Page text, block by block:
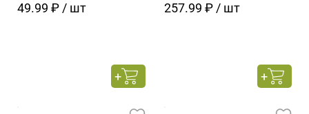
49.99 ₽ / шт 257.99 ₽ / шт